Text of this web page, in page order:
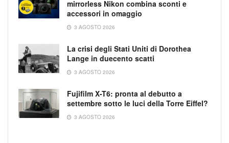
mirrorless Nikon combina sconti e
accessori in omaggio
3 AGOSTO 2026
La crisi degli Stati Uniti di Dorothea
Lange in duecento scatti
3 AGOSTO 2026
Fujifilm X-T6: pronta al debutto a
settembre sotto le luci della Torre Eiffel?
3 AGOSTO 2026